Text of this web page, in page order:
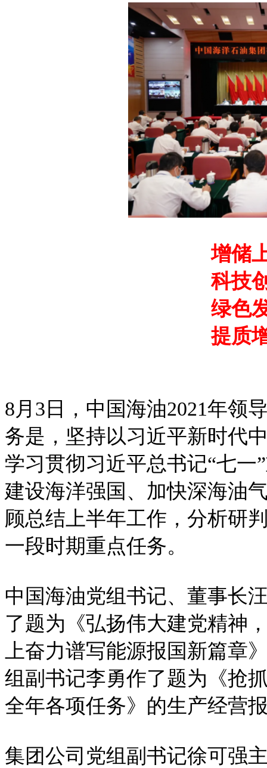
增储
科技
绿色
提质
8月3日，中国海油2021年领
务是，坚持以习近平新时代
学习贯彻习近平总书记“七
建设海洋强国、加快深海油
顾总结上半年工作，分析研
一段时期重点任务。
中国海油党组书记、董事长
了题为《弘扬伟大建党精神
上奋力谱写能源报国新篇章
组副书记李勇作了题为《抢
全年各项任务》的生产经营
集团公司党组副书记徐可强